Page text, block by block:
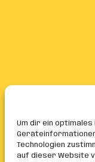
Um dir ein optimales
Technologien
auf dieser Website